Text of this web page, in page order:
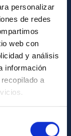
personalizar
de redes
web con
y análisis
información
a